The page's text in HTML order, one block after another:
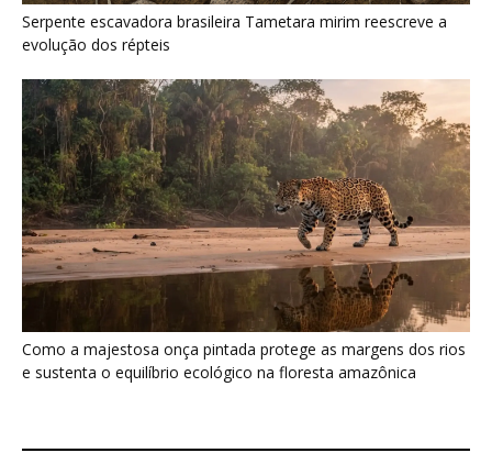
Serpente escavadora brasileira Tametara mirim reescreve a
evolução dos répteis
Como a majestosa onça pintada protege as margens dos rios
e sustenta o equilíbrio ecológico na floresta amazônica